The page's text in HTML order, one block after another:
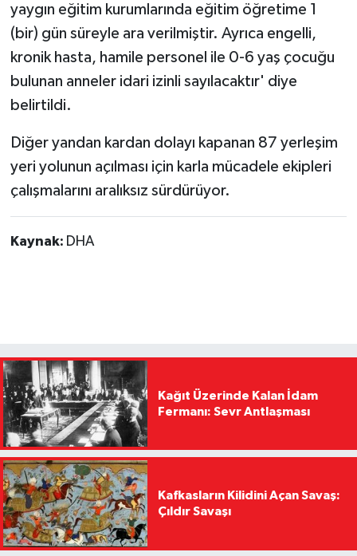
yaygın eğitim kurumlarında eğitim öğretime 1
(bir) gün süreyle ara verilmiştir. Ayrıca engelli,
kronik hasta, hamile personel ile 0-6 yaş çocuğu
bulunan anneler idari izinli sayılacaktır' diye
belirtildi.
Diğer yandan kardan dolayı kapanan 87 yerleşim
yeri yolunun açılması için karla mücadele ekipleri
çalışmalarını aralıksız sürdürüyor.
Kaynak: DHA
Kağıt Üzerinde Kalan İdam
Fermanı: Sevr Antlaşması
Kafkasların Kilidini Açan Savaş:
Çıldır Savaşı